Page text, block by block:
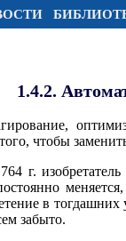
1.4.2.
чтобы
г.
в
забыто.